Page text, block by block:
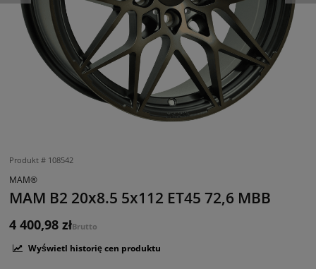
Produkt # 108542
MAM®
MAM B2 20x8.5 5x112 ET45 72,6 MBB
4 400,98 złBrutto
Wyświetl historię cen produktu